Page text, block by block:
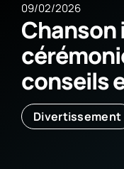
09/02/2026
Chanson
conseils
Divertissement